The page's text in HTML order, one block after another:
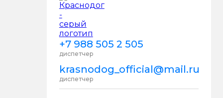
+7 988 505 2 505
диспетчер
krasnodog_official@mail.ru
диспетчер